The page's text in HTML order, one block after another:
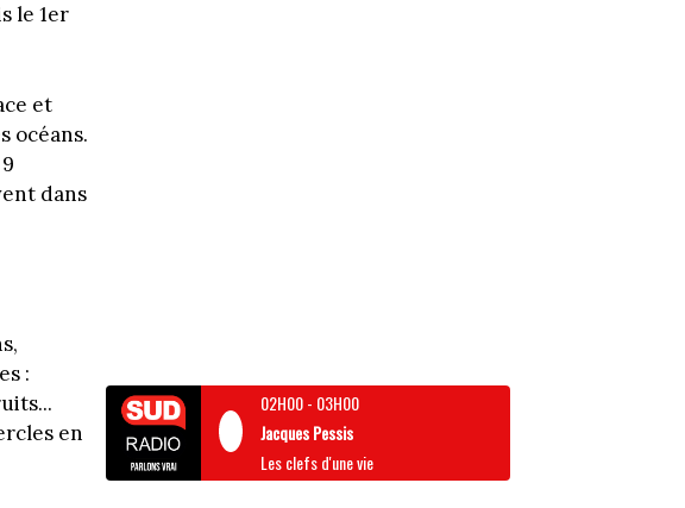
le 1er
et
océans.
dans
:
en
02H00- 03H00
Jacques Pessis
Les clefs d'une vie